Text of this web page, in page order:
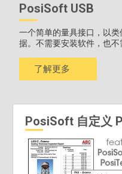
PosiSoft USB
一个简单的量具接口，以
据。不需要安装软件，也不
了解更多
PosiSoft 自定义